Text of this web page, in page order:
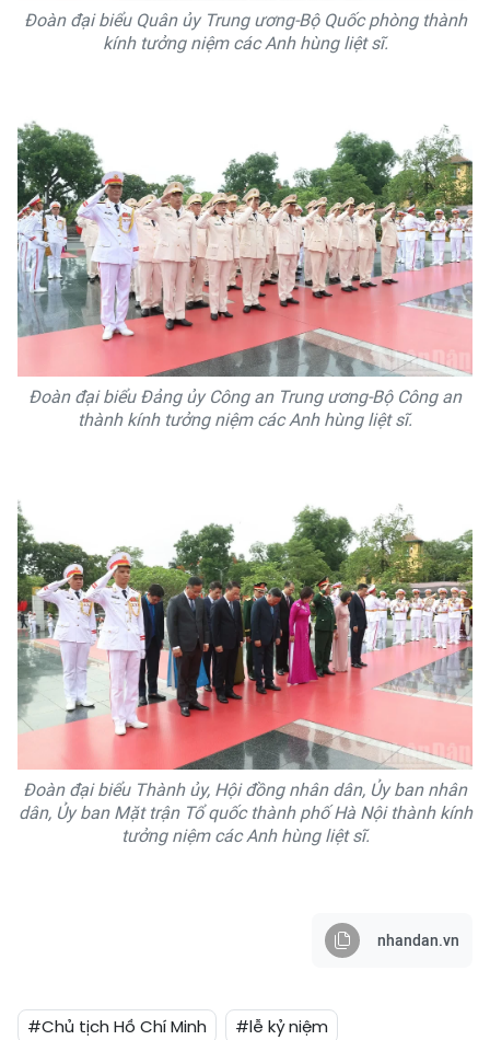
Đoàn đại biểu Quân ủy Trung ương-Bộ Quốc phòng thành
kính tưởng niệm các Anh hùng liệt sĩ.
Đoàn đại biểu Đảng ủy Công an Trung ương-Bộ Công an
thành kính tưởng niệm các Anh hùng liệt sĩ.
Đoàn đại biểu Thành ủy, Hội đồng nhân dân, Ủy ban nhân
dân, Ủy ban Mặt trận Tổ quốc thành phố Hà Nội thành kính
tưởng niệm các Anh hùng liệt sĩ.
nhandan.vn
#Chủ tịch Hồ Chí Minh
#lễ kỷ niệm